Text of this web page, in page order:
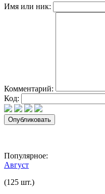
Имя или ник:
Комментарий:
Код:
Популярное:
Август
(125 шт.)